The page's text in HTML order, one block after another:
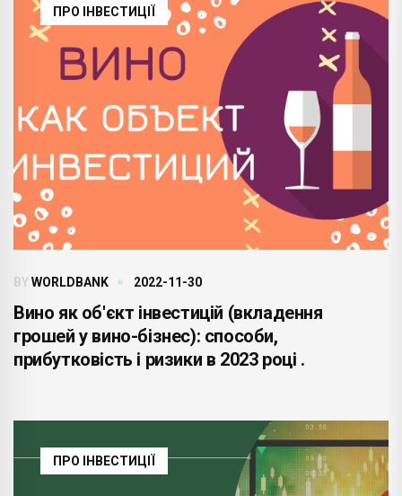
ПРО ІНВЕСТИЦІЇ
BYWORLDBANK 2022-11-30
Вино як об'єкт інвестицій (вкладення
грошей у вино-бізнес): способи,
прибутковість і ризики в 2023 році .
ПРО ІНВЕСТИЦІЇ